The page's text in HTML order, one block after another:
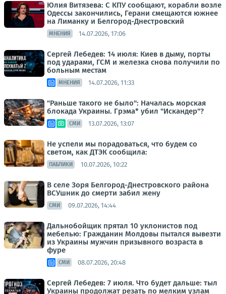
Юлия Витязева: С КПУ сообщают, корабли возле
Одессы закончились, Герани смещаются южнее
на Лиманку и Белгород-Днестровский
МНЕНИЯ 14.07.2026, 17:06
Сергей Лебедев: 14 июля: Киев в дыму, порты
под ударами, ГСМ и железка снова получили по
больным местам
МНЕНИЯ 14.07.2026, 11:33
"Раньше такого не было": Началась морская
блокада Украины. Грэма* убил "Искандер"?
СМИ 13.07.2026, 13:07
Не успели мы порадоваться, что будем со
светом, как ДТЭК сообщила:
ПАБЛИКИ 10.07.2026, 10:22
В селе Зоря Белгород-Днестровского района
ВСУшник до смерти забил жену
СМИ 09.07.2026, 14:44
Дальнобойщик прятал 10 уклонистов под
мебелью: Гражданин Молдовы пытался вывезти
из Украины мужчин призывного возраста в
фуре
СМИ 08.07.2026, 20:48
Сергей Лебедев: 7 июля. Что будет дальше: тыл
Украины продолжат резать по мелким узлам